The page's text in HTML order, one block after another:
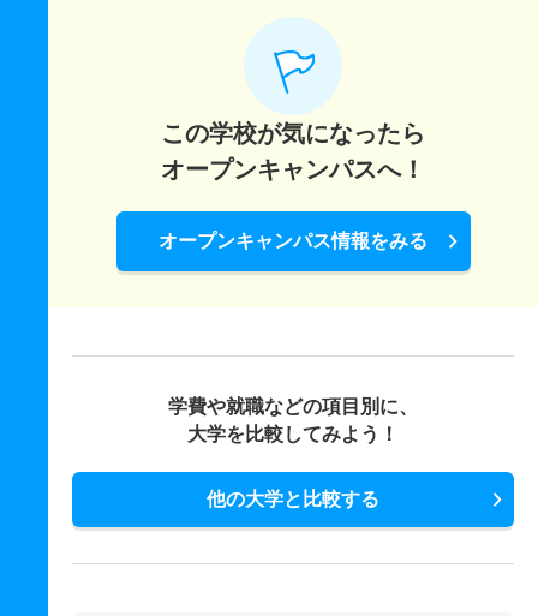
この学校が気になったら
オープンキャンパスへ！
オープンキャンパス情報をみる
学費や就職などの項目別に、
大学を比較してみよう！
他の大学と比較する